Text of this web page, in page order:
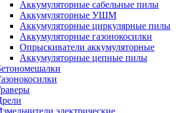
Аккумуляторные сабельные пилы
Аккумуляторные УШМ
Аккумуляторные циркулярные пилы
Аккумуляторные газонокосилки
Опрыскиватели аккумуляторные
Аккумуляторные цепные пилы
электрические